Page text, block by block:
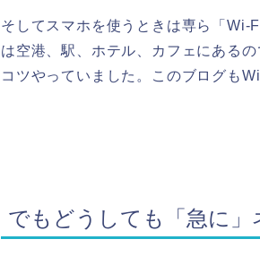
そしてスマホを使うときは専ら「Wi-
は空港、駅、ホテル、カフェにあるの
コツやっていました。このブログも
でもどうしても「急に